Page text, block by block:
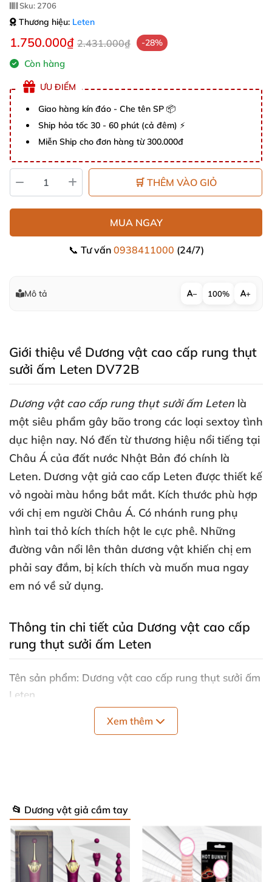
Sku: 2706
Thương hiệu: Leten
1.750.000₫ 2.431.000₫ -28%
Còn hàng
ƯU ĐIỂM
Giao hàng kín đáo - Che tên SP 📦
Ship hỏa tốc 30 - 60 phút (cả đêm) ⚡
Miễn Ship cho đơn hàng từ 300.000đ
🛒 THÊM VÀO GIỎ
MUA NGAY
📞 Tư vấn 0938411000 (24/7)
Mô tả − 100% +
Giới thiệu về Dương vật cao cấp rung thụt
sưởi ấm Leten DV72B
Dương vật cao cấp rung thụt sưởi ấm Leten là
một siêu phẩm gây bão trong các loại sextoy tình
dục hiện nay. Nó đến từ thương hiệu nổi tiếng tại
Châu Á của đất nước Nhật Bản đó chính là
Leten. Dương vật giả cao cấp Leten được thiết kế
vỏ ngoài màu hồng bắt mắt. Kích thước phù hợp
với chị em người Châu Á. Có nhánh rung phụ
hình tai thỏ kích thích hột le cực phê. Những
đường vân nổi lên thân dương vật khiến chị em
phải say đắm, bị kích thích và muốn mua ngay
em nó về sử dụng.
Thông tin chi tiết của Dương vật cao cấp
rung thụt sưởi ấm Leten
Tên sản phẩm: Dương vật cao cấp rung thụt sưởi ấm
Leten.
Mã sản phẩm: DV72B
cặp đôi vợ chồng.
Chức năng: Rung, thụt tự động, có sưởi ấm.
Chất liệu: Silicon cao cấp không gây dị ứng cho da.
Xem thêm
📂 Dương vật giả cầm tay